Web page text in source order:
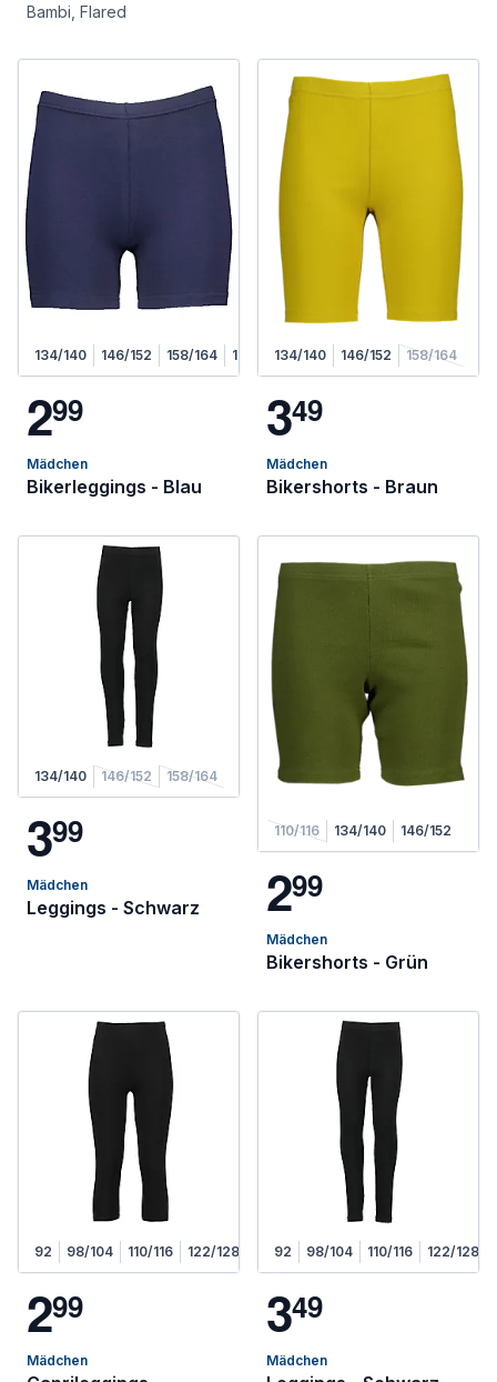
Bambi, Flared
134/140 146/152 158/164 170/176
299
Mädchen
Bikerleggings - Blau
134/140 146/152 158/164
349
Mädchen
Bikershorts - Braun
134/140 146/152 158/164
399
Mädchen
Leggings - Schwarz
110/116 134/140 146/152
299
Mädchen
Bikershorts - Grün
92 98/104 110/116 122/128
299
Mädchen
92 98/104 110/116 122/128
349
Mädchen